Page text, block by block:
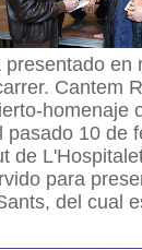
en
Cantem
homenaje
pasado 10 de
de
para
del cual